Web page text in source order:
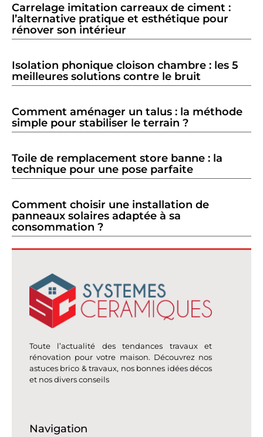
Carrelage imitation carreaux de ciment :
l’alternative pratique et esthétique pour
rénover son intérieur
Isolation phonique cloison chambre : les 5
meilleures solutions contre le bruit
Comment aménager un talus : la méthode
simple pour stabiliser le terrain ?
Toile de remplacement store banne : la
technique pour une pose parfaite
Comment choisir une installation de
panneaux solaires adaptée à sa
consommation ?
Toute l’actualité des tendances travaux et
rénovation pour votre maison. Découvrez nos
astuces brico & travaux, nos bonnes idées décos
et nos divers conseils
Navigation